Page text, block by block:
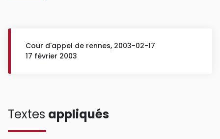
Cour d'appel de rennes, 2003-02-17
17 février 2003
Textes appliqués